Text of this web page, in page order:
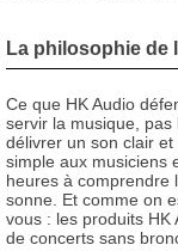
La philosophie de
Ce que HK Audio
servir la musique, pas
délivrer un son clair
simple aux musiciens
heures à comprendre
sonne. Et comme on
vous : les produits HK
de concerts sans